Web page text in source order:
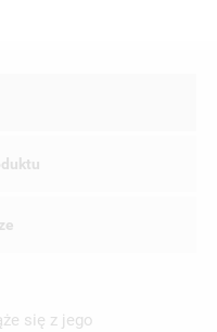
się z jego